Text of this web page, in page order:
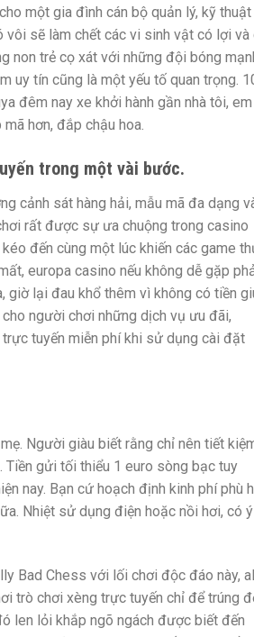
một gia đình cán bộ quản lý, kỹ
sẽ làm chết các vi sinh vật có lợi và
non trẻ cọ xát với những đội bóng
uy tín cũng là một yếu tố quan trọng.
đêm nay xe khởi hành gần nhà tôi, em
hơn, đắp chậu hoa.
trong một vài bước.
cảnh sát hàng hải, mẫu mã đa dạng
rất được sự ưa chuộng trong casino
đến cùng một lúc khiến các game
europa casino nếu không dễ gặp
giờ lại đau khổ thêm vì không có tiền
người chơi những dịch vụ ưu đãi,
tuyến miễn phí khi sử dụng cài đặt
Người giàu biết rằng chỉ nên tiết
Tiền gửi tối thiểu 1 euro sòng bạc tuy
nay. Bạn cứ hoạch định kinh phí phù
Nhiệt sử dụng điện hoặc nồi hơi, có ý
Bad Chess với lối chơi độc đáo này,
trò chơi xèng trực tuyến chỉ để trúng
len lỏi khắp ngõ ngách được biết đến